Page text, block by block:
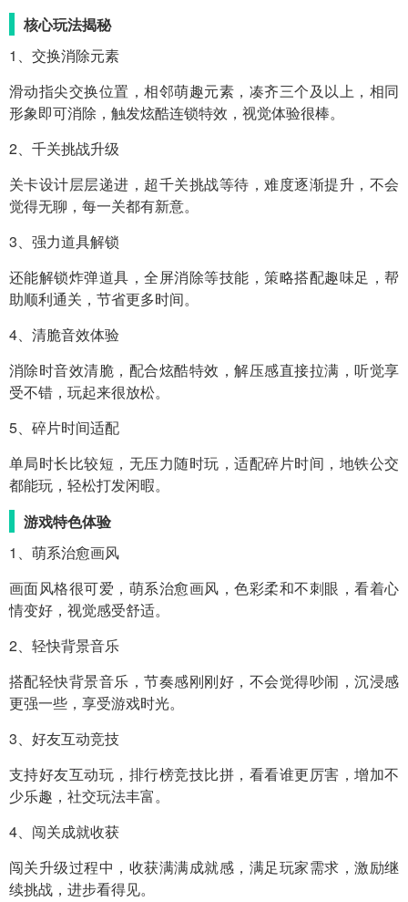
核心玩法揭秘
1、交换消除元素
滑动指尖交换位置，相邻萌趣元素，凑齐三个及以上，相同
形象即可消除，触发炫酷连锁特效，视觉体验很棒。
2、千关挑战升级
关卡设计层层递进，超千关挑战等待，难度逐渐提升，不会
觉得无聊，每一关都有新意。
3、强力道具解锁
还能解锁炸弹道具，全屏消除等技能，策略搭配趣味足，帮
助顺利通关，节省更多时间。
4、清脆音效体验
消除时音效清脆，配合炫酷特效，解压感直接拉满，听觉享
受不错，玩起来很放松。
5、碎片时间适配
单局时长比较短，无压力随时玩，适配碎片时间，地铁公交
都能玩，轻松打发闲暇。
游戏特色体验
1、萌系治愈画风
画面风格很可爱，萌系治愈画风，色彩柔和不刺眼，看着心
情变好，视觉感受舒适。
2、轻快背景音乐
搭配轻快背景音乐，节奏感刚刚好，不会觉得吵闹，沉浸感
更强一些，享受游戏时光。
3、好友互动竞技
支持好友互动玩，排行榜竞技比拼，看看谁更厉害，增加不
少乐趣，社交玩法丰富。
4、闯关成就收获
闯关升级过程中，收获满满成就感，满足玩家需求，激励继
续挑战，进步看得见。